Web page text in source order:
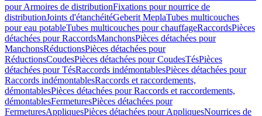
pour Armoires de distributionFixations pour nourrice de
distributionJoints d'étanchéitéGeberit MeplaTubes multicouches
pour eau potableTubes multicouches pour chauffageRaccordsPièces
détachées pour RaccordsManchonsPièces détachées pour
ManchonsRéductionsPièces détachées pour
RéductionsCoudesPièces détachées pour CoudesTésPièces
détachées pour TésRaccords indémontablesPièces détachées pour
Raccords indémontablesRaccords et raccordements,
démontablesPièces détachées pour Raccords et raccordements,
démontablesFermeturesPièces détachées pour
FermeturesAppliquesPièces détachées pour AppliquesNourrices de